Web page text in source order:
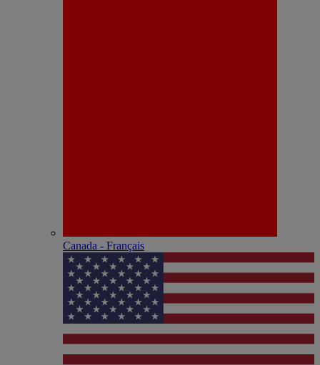
Canada - Français